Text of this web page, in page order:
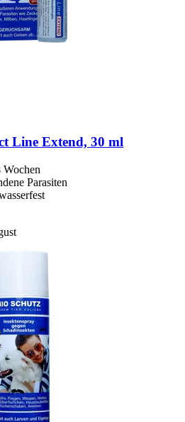
Line Extend, 30 ml
Wochen
Parasiten